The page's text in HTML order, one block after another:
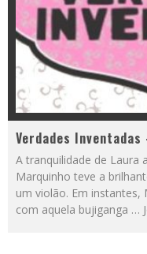
Verdades
A tranquilidade de Laura
Marquinho teve a
um violão. Em instantes,
com aquela bujiganga …